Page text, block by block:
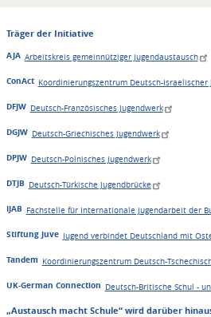
Träger der Initiative
AJA Arbeitskreis gemeinnütziger Jugendaustausch
ConAct Koordinierungszentrum Deutsch-Israelischer
DFJW Deutsch-Französisches Jugendwerk
DGJW Deutsch-Griechisches Jugendwerk
DPJW Deutsch-Polnisches Jugendwerk
DTJB Deutsch-Türkische Jugendbrücke
IJAB Fachstelle für Internationale Jugendarbeit der
Stiftung Juve Jugend verbindet Deutschland mit
Tandem Koordinierungszentrum Deutsch-
UK-German Connection Deutsch-Britische Schul -
„Austausch macht Schule“ wird darüber